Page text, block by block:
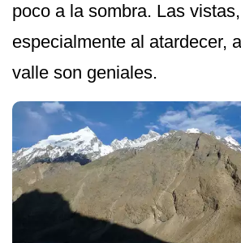
poco a la sombra. Las vistas,
especialmente al atardecer,
valle son geniales.